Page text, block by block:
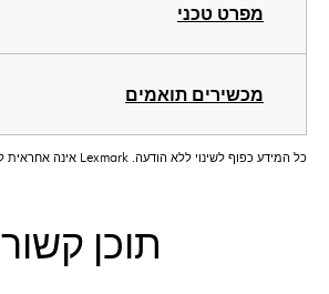
מפרט טכני
מכשירים תואמים
כל המידע כפוף לשינוי ללא הודעה. Lexmark אינה אחראית לשגיאות או להשמטות.
תוכן קשור